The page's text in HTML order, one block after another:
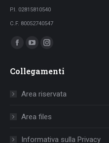
P.I. 02815810540
C.F. 80052740547
Ci puoi trovare su:
Facebook
opens
window
YouTube
opens
window
Instagram
opens
Collegamenti
Area riservata
Area files
Informativa sulla Privacy